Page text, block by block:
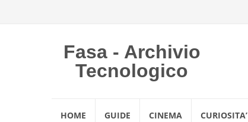
Fasa - Archivio
Tecnologico
HOME GUIDE CINEMA CURIOSITA’